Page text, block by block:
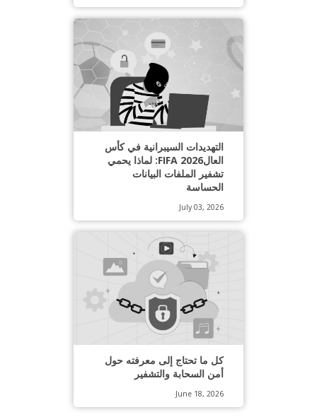
التهديدات السيبرانية في كأس
العالFIFA 2026: لماذا يحمي
تشفير الملفات البيانات
الحساسة
July 03, 2026
كل ما تحتاج إلى معرفته حول
أمن السحابة والتشفير
June 18, 2026